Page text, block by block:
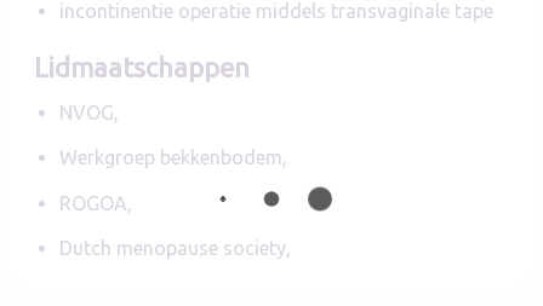
incontinentie operatie middels transvaginale tape
Lidmaatschappen
NVOG,
Werkgroep bekkenbodem,
ROGOA,
Dutch menopause society,